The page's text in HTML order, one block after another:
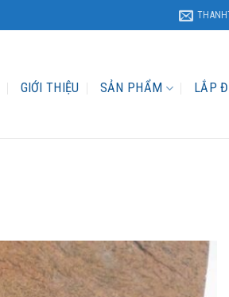
GIỚI THIỆU SẢN PHẨM LẮP